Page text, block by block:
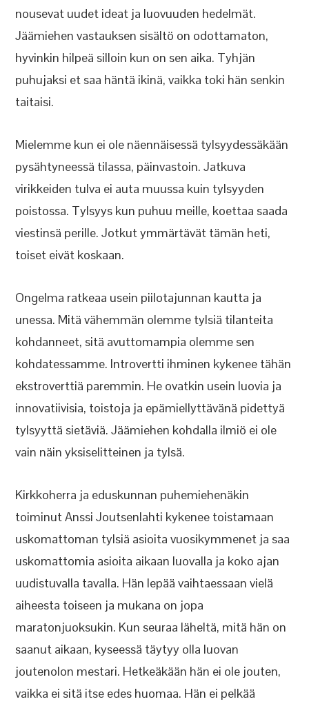
nousevat uudet ideat ja luovuuden hedelmät.
Jäämiehen vastauksen sisältö on odottamaton,
hyvinkin hilpeä silloin kun on sen aika. Tyhjän
puhujaksi et saa häntä ikinä, vaikka toki hän senkin
taitaisi.
Mielemme kun ei ole näennäisessä tylsyydessäkään
pysähtyneessä tilassa, päinvastoin. Jatkuva
virikkeiden tulva ei auta muussa kuin tylsyyden
poistossa. Tylsyys kun puhuu meille, koettaa saada
viestinsä perille. Jotkut ymmärtävät tämän heti,
toiset eivät koskaan.
Ongelma ratkeaa usein piilotajunnan kautta ja
unessa. Mitä vähemmän olemme tylsiä tilanteita
kohdanneet, sitä avuttomampia olemme sen
kohdatessamme. Introvertti ihminen kykenee tähän
ekstroverttiä paremmin. He ovatkin usein luovia ja
innovatiivisia, toistoja ja epämiellyttävänä pidettyä
tylsyyttä sietäviä. Jäämiehen kohdalla ilmiö ei ole
vain näin yksiselitteinen ja tylsä.
Kirkkoherra ja eduskunnan puhemiehenäkin
toiminut Anssi Joutsenlahti kykenee toistamaan
uskomattoman tylsiä asioita vuosikymmenet ja saa
uskomattomia asioita aikaan luovalla ja koko ajan
uudistuvalla tavalla. Hän lepää vaihtaessaan vielä
aiheesta toiseen ja mukana on jopa
maratonjuoksukin. Kun seuraa läheltä, mitä hän on
saanut aikaan, kyseessä täytyy olla luovan
joutenolon mestari. Hetkeäkään hän ei ole jouten,
vaikka ei sitä itse edes huomaa. Hän ei pelkää